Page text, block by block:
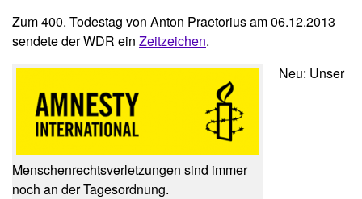
Zum 400. Todestag von Anton Praetorius am 06.12.2013
sendete der WDR ein Zeitzeichen.
Menschenrechtsverletzungen sind immer
noch an der Tagesordnung.
Neu: Unser